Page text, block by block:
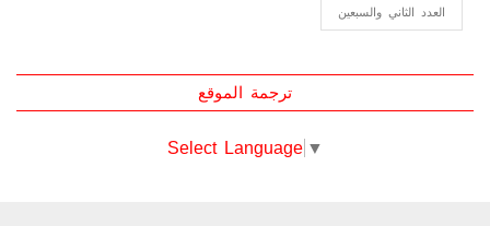
العدد الثاني والسبعين
ترجمة الموقع
Select Language ▼